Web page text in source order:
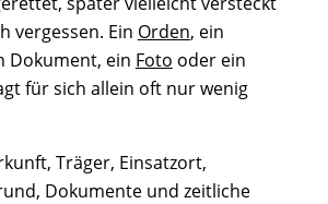
vergessen. Ein Orden, ein
Dokument, ein Foto oder ein
für sich allein oft nur wenig
Träger, Einsatzort,
Dokumente und zeitliche